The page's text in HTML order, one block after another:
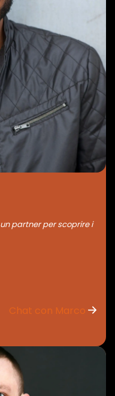
partner per scoprire i
Chat con Marco